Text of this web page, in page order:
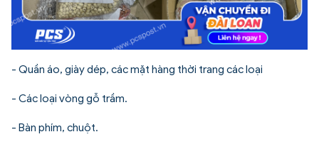
- Quần áo, giày dép, các mặt hàng thời trang các loại
- Các loại vòng gỗ trầm.
- Bàn phím, chuột.